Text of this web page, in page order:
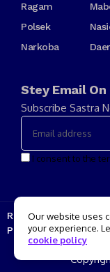
Ragam
Polsek
Narkoba
Stey Email On
Subscribe Sastra
I consent to the
Redaksi Kode Etik
Pedoman Media Siber
Our website uses
your experience.
cookie policy